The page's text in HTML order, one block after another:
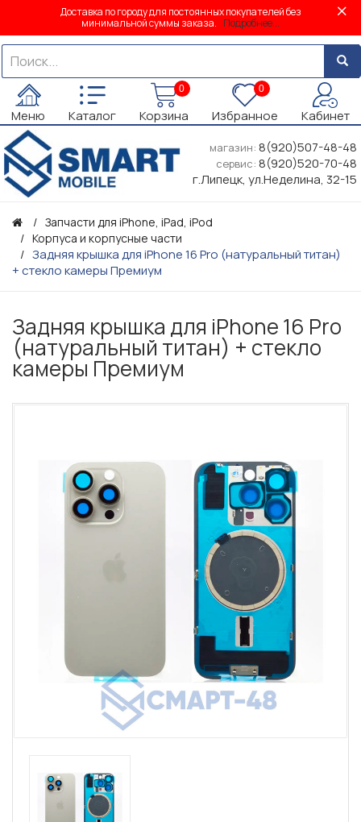
Доставка по городу для постоянных покупателей без
минимальной суммы заказа. Подробнее...
Меню Каталог
0
Корзина
0
Избранное Кабинет
магазин: 8(920)507-48-48
сервис: 8(920)520-70-48
г.Липецк, ул.Неделина, 32-15
Запчасти для iPhone, iPad, iPod
Корпуса и корпусные части
Задняя крышка для iPhone 16 Pro (натуральный титан)
+ стекло камеры Премиум
Задняя крышка для iPhone 16 Pro
(натуральный титан) + стекло
камеры Премиум